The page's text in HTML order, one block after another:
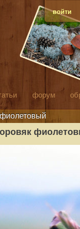
войти
форум